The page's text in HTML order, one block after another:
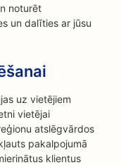
noturēt
un dalīties ar jūsu
uz vietējiem
vietējai
atslēgvārdos
pakalpojumā
klientus